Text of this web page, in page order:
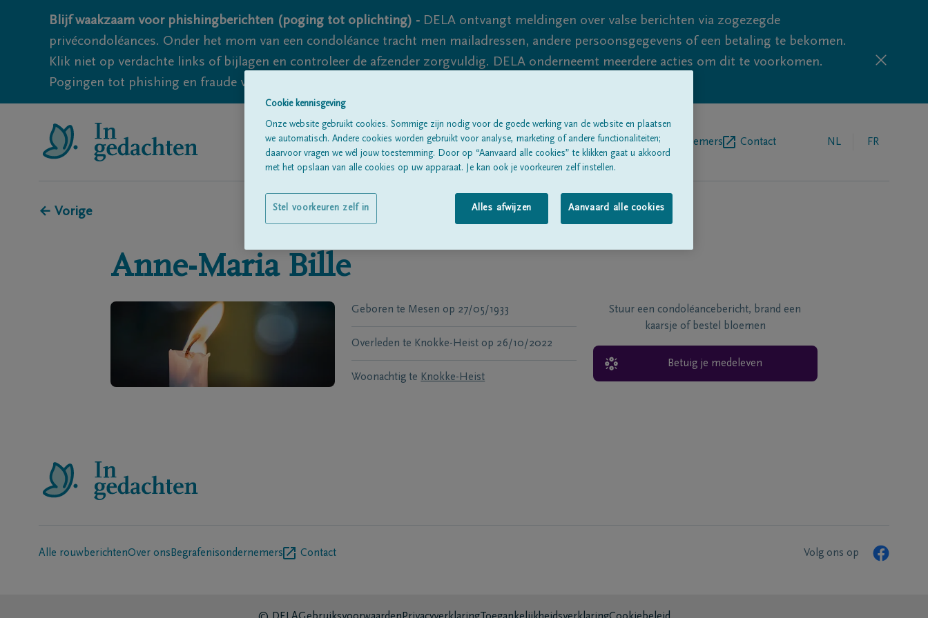
Blijf waakzaam voor phishingberichten (poging tot oplichting) - DELA ontvangt meldingen over valse berichten via zogezegde
privécondoléances. Onder het mom van een condoléance tracht men mailadressen, andere persoonsgegevens of een betaling te bekomen.
Klik niet op verdachte links of bijlagen en controleer de afzender zorgvuldig. DELA onderneemt meerdere acties om dit te voorkomen.
Pogingen tot phishing en fraude vallen echter nooit volledig uit te sluiten, dus blijf waakzaam.
Alle rouwberichten Over onsBegrafenisondernemers Contact NL FR
← Vorige
Anne-Maria Bille
Geboren te Mesen op 27/05/1933
Overleden te Knokke-Heist op 26/10/2022
Woonachtig te Knokke-Heist
Stuur een condoléancebericht, brand een
kaarsje of bestel bloemen
Betuig je medeleven
Alle rouwberichtenOver ons Begrafenisondernemers Contact Volg ons op
Cookie kennisgeving
Onze website gebruikt cookies. Sommige zijn nodig voor de goede werking van de website en plaatsen
we automatisch. Andere cookies worden gebruikt voor analyse, marketing of andere functionaliteiten;
daarvoor vragen we wél jouw toestemming. Door op “Aanvaard alle cookies” te klikken gaat u akkoord
met het opslaan van alle cookies op uw apparaat. Je kan ook je voorkeuren zelf instellen.
Alles afwijzen Aanvaard alle cookies
Stel voorkeuren zelf in